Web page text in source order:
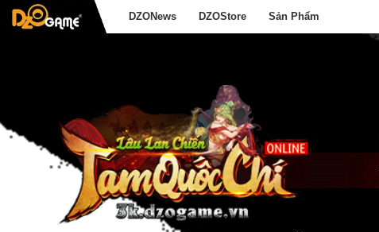
DZONews DZOStore Sản Phẩm